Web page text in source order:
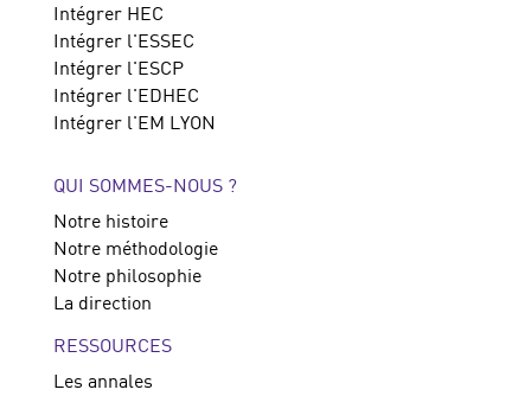
Intégrer HEC
Intégrer l'ESSEC
Intégrer l'ESCP
Intégrer l'EDHEC
Intégrer l'EM LYON
QUI SOMMES-NOUS ?
Notre histoire
Notre méthodologie
Notre philosophie
La direction
RESSOURCES
Les annales